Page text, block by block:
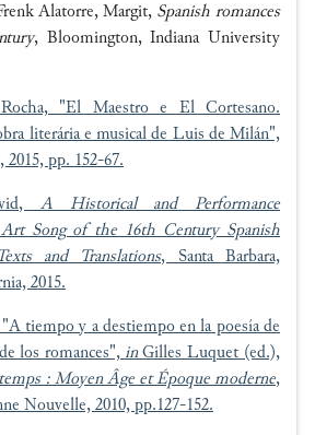
Alatorre, Margit, Spanish romances
, Bloomington, Indiana University
"El Maestro e El Cortesano.
literária e musical de Luis de Milán",
2015, pp. 152-67.
A Historical and Performance
Song of the 16th Century Spanish
and Translations, Santa Barbara,
2015.
tiempo y a destiempo en la poesía de
los romances", inGilles Luquet (ed.),
: Moyen Âge et Époque moderne,
Nouvelle, 2010, pp.127-152.